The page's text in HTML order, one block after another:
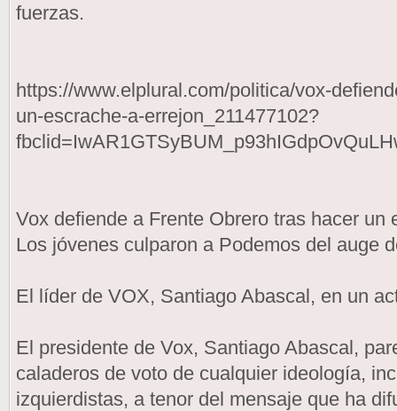
fuerzas.
https://www.elplural.com/politica/vox-
un-escrache-a-errejon_211477102?
Vox defiende a Frente Obrero tras hacer un
Los jóvenes culparon a Podemos del auge
El líder de VOX, Santiago Abascal, en un
El presidente de Vox, Santiago Abascal,
caladeros de voto de cualquier ideología,
izquierdistas, a tenor del mensaje que ha